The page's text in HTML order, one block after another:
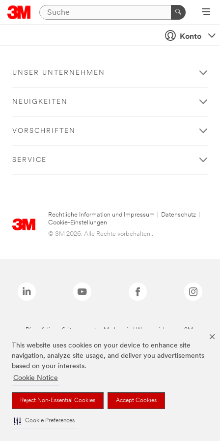
This website uses cookies on your device to enhance site
navigation, analyze site usage, and deliver you advertisements
based on your interests.
Cookie Notice
Reject Non-Essential Cookies Accept Cookies
Cookie Preferences
Konto
UNSER UNTERNEHMEN
NEUIGKEITEN
VORSCHRIFTEN
SERVICE
Rechtliche Information und Impressum Datenschutz
Cookie-Einstellungen
© 3M 2026. Alle Rechte vorbehalten..
Die auf dieser Seite genannten Marken sind Warenzeichen von 3M.